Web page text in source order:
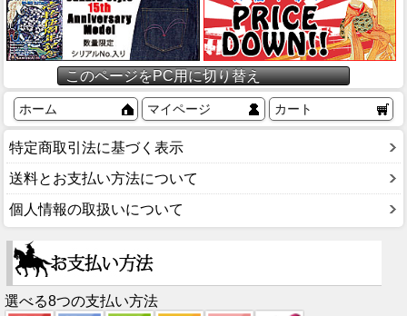
このページをPC用に切り替え
ホーム マイページ カート
特定商取引法に基づく表示
送料とお支払い方法について
個人情報の取扱いについて
選べる8つの支払い方法